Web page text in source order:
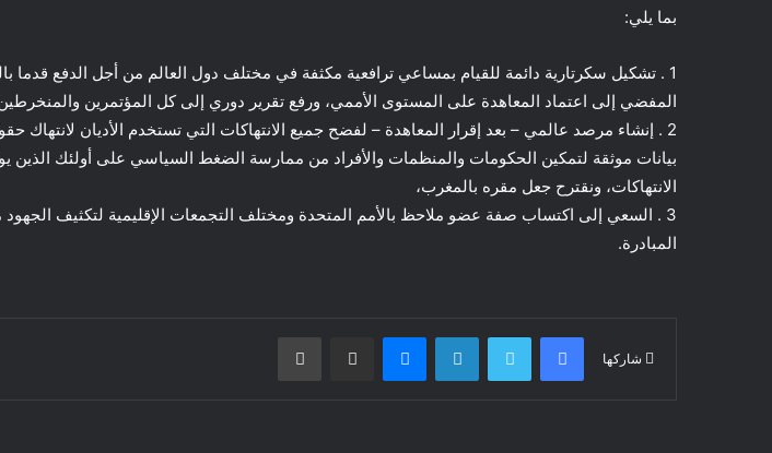
بما يلي:
1 . تشكيل سكرتارية دائمة للقيام بمساعي ترافعية مكثفة في مختلف دول العالم من أجل الدفع قدما
المفضي إلى اعتماد المعاهدة على المستوى الأممي، ورفع تقرير دوري إلى كل المؤتمرين
2 . إنشاء مرصد عالمي – بعد إقرار المعاهدة – لفضح جميع الانتهاكات التي تستخدم الأديان لانتهاك
بيانات موثقة لتمكين الحكومات والمنظمات والأفراد من ممارسة الضغط السياسي على أولئك الذين
الانتهاكات، ونقترح جعل مقره بالمغرب،
3 . السعي إلى اكتساب صفة عضو ملاحظ بالأمم المتحدة ومختلف التجمعات الإقليمية لتكثيف
المبادرة.
شاركها
فيسبوك تويتر لينكدإن ماسنجر مشاركة عبر البريد طباعة